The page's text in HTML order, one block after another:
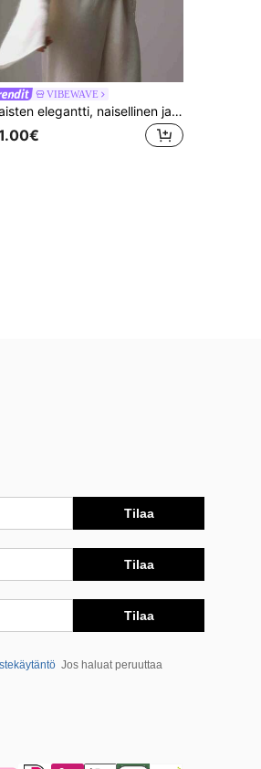
VIBEWAVE
Naisten elegantti, naisellinen ja muodikas ylellinen pitsihuivineuletakki ja seksikäs kukkakuvioinen neuletoppi, syksy/talvi
Tilaa
Tilaa
Tilaa
Jos haluat peruuttaa